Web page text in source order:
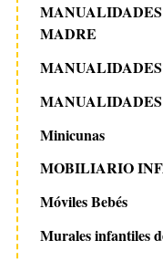
MADRE
Minicunas
MOBILIARIO
Móviles Bebés
Murales infantiles